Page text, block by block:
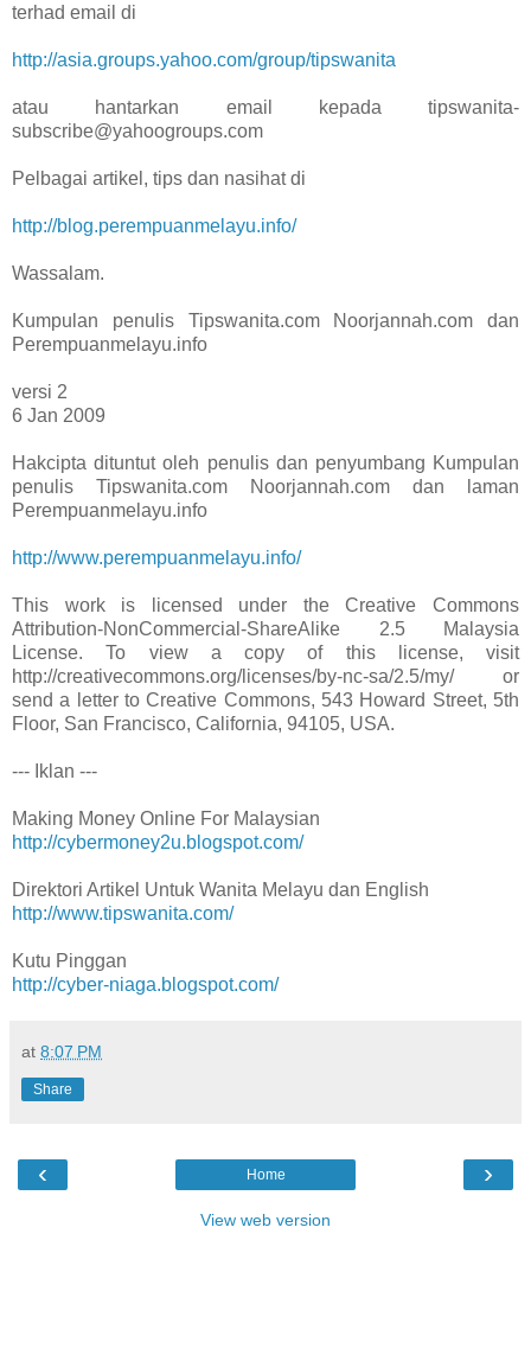
terhad email di
http://asia.groups.yahoo.com/group/tipswanita
atau hantarkan email kepada tipswanita-
subscribe@yahoogroups.com
Pelbagai artikel, tips dan nasihat di
http://blog.perempuanmelayu.info/
Wassalam.
Kumpulan penulis Tipswanita.com Noorjannah.com dan
Perempuanmelayu.info
versi 2
6 Jan 2009
Hakcipta dituntut oleh penulis dan penyumbang Kumpulan
penulis Tipswanita.com Noorjannah.com dan laman
Perempuanmelayu.info
http://www.perempuanmelayu.info/
This work is licensed under the Creative Commons
Attribution-NonCommercial-ShareAlike 2.5 Malaysia
License. To view a copy of this license, visit
http://creativecommons.org/licenses/by-nc-sa/2.5/my/ or
send a letter to Creative Commons, 543 Howard Street, 5th
Floor, San Francisco, California, 94105, USA.
--- Iklan ---
Making Money Online For Malaysian
http://cybermoney2u.blogspot.com/
Direktori Artikel Untuk Wanita Melayu dan English
http://www.tipswanita.com/
Kutu Pinggan
http://cyber-niaga.blogspot.com/
at 8:07 PM
Share
‹ ›
Home
View web version